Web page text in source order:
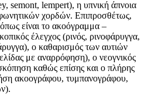
semont, lempert), η υπνική άπνοια
χορδών. Επιπροσθέτως,
είναι το ακοόγραμμα –
έλεγχος (ρινός, ρινοφάρυγγα,
ο καθαρισμός των αυτιών
με αναρρόφηση), ο νεογνικός
καθώς επίσης και ο πλήρης
ακοογράφου, τυμπανογράφου,